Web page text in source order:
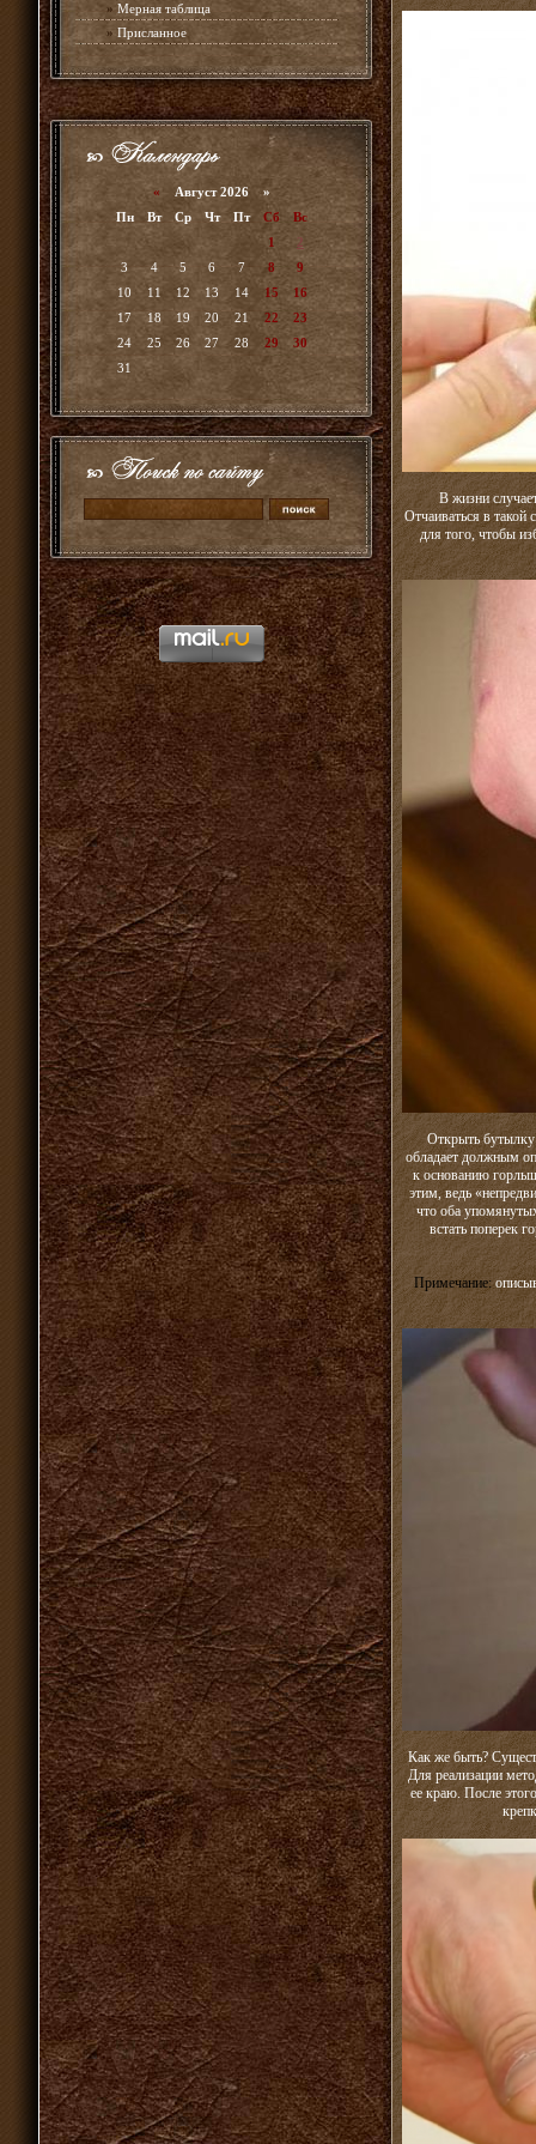
» Мерная таблица
» Присланное
« Август 2026 »
Пн
Вт Ср Чт Пт Сб
Вс
1
2
3
4 5 6 7 8
9
10
11 12 13 14 15
16
17
18 19 20 21 22
23
24
25 26 27 28 29
30
31
В жизни
Отчаиваться в такой
для того, чтобы
Открыть бутылку
обладает должным
к основанию
этим, ведь
что оба
встать поперек
Примечание:
Как же быть?
Для реализации
ее краю. После